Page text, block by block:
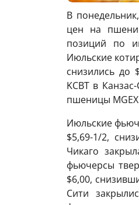
В
цен на
позиций по
Июльские
снизились до
KCBT в
пшеницы
Июльские
$5,69-1/2,
Чикаго
фьючерсы
$6,00,
Сити